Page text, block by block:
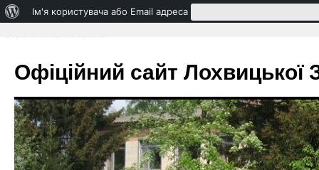
ПроІм'я користувача або Email адреса
Офіційний сайт Лохвицької